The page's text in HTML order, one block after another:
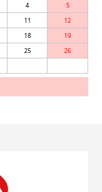
4
5
11
12
18
19
25
26